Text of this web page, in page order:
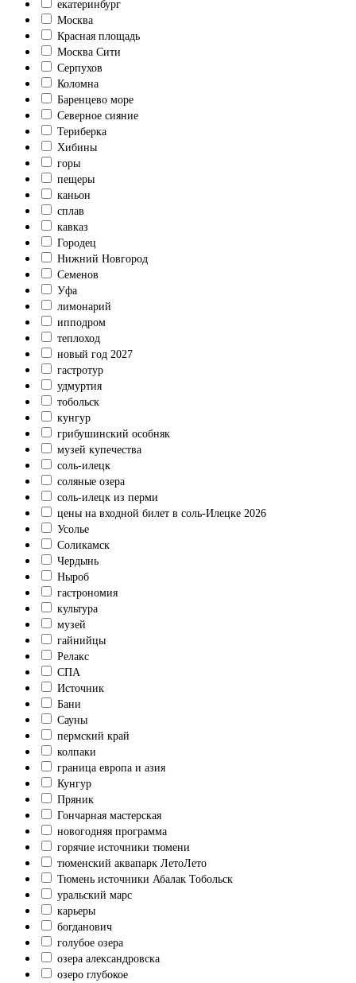
екатеринбург
Москва
Красная площадь
Москва Сити
Серпухов
Коломна
Баренцево море
Северное сияние
Териберка
Хибины
горы
пещеры
каньон
сплав
кавказ
Городец
Нижний Новгород
Семенов
Уфа
лимонарий
ипподром
теплоход
новый год 2027
гастротур
удмуртия
тобольск
кунгур
грибушинский особняк
музей купечества
соль-илецк
соляные озера
соль-илецк из перми
цены на входной билет в соль-Илецке 2026
Усолье
Соликамск
Чердынь
Ныроб
гастрономия
культура
музей
гайнийцы
Релакс
СПА
Источник
Бани
Сауны
пермский край
колпаки
граница европа и азия
Кунгур
Пряник
Гончарная мастерская
новогодняя программа
горячие источники тюмени
тюменский аквапарк ЛетоЛето
Тюмень источники Абалак Тобольск
уральский марс
карьеры
богданович
голубое озера
озера александровска
озеро глубокое